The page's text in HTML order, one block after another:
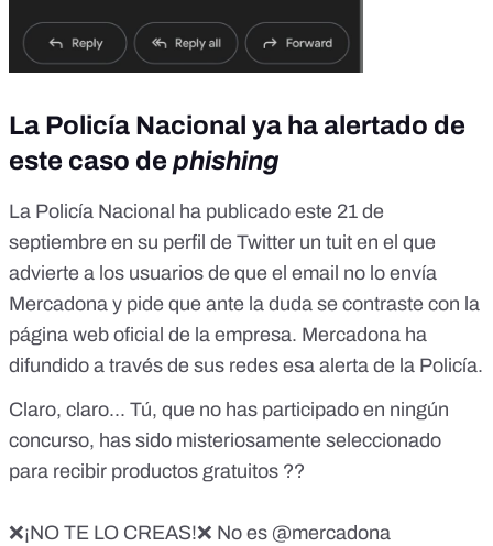
La Policía Nacional ya ha alertado de
este caso de phishing
La Policía Nacional ha publicado este 21 de
septiembre en su perfil de Twitter un tuit en el que
advierte a los usuarios de que el email no lo envía
Mercadona y pide que ante la duda se contraste con la
página web oficial de la empresa. Mercadona ha
difundido a través de sus redes esa alerta de la Policía.
Claro, claro... Tú, que no has participado en ningún
concurso, has sido misteriosamente seleccionado
para recibir productos gratuitos ??
❌¡NO TE LO CREAS!❌ No es @mercadona